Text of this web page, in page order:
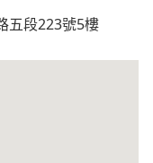
五段223號5樓